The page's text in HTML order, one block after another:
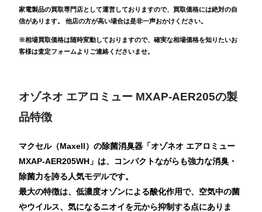
家電製品の買取専門店として運営しておりますので、買取価格には絶対の自
信があります。 他店の方が高い場合は是非一声おかけください。
※相場買取価格は随時変動しておりますので、確実な相場価格を知りたいお
客様は査定フォームよりご連絡くださいませ。
オゾネオ エアロミュー MXAP-AER205の製
品特徴
マクセル（Maxell）の除菌消臭器「オゾネオ エアロミュー
MXAP-AER205WH」は、コンパクトながらも強力な消臭・
除菌力を誇る人気モデルです。
最大の特徴は、低濃度オゾンによる酸化作用で、空気中の菌
やウイルス、気になるニオイを元から抑制する点にありま